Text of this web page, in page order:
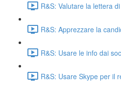
R&S: Valutare la lettera
R&S: Apprezzare la
R&S: Usare le info dai
R&S: Usare Skype per il